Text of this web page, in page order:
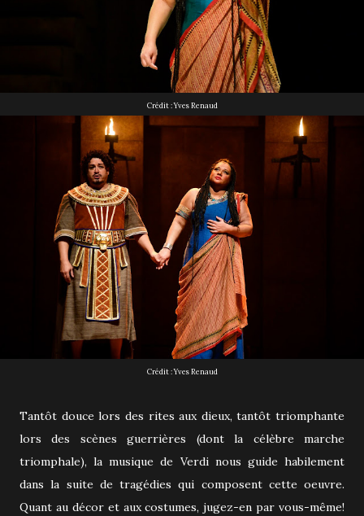
Crédit : Yves Renaud
Crédit : Yves Renaud
Tantôt douce lors des rites aux dieux, tantôt triomphante
lors des scènes guerrières (dont la célèbre marche
triomphale), la musique de Verdi nous guide habilement
dans la suite de tragédies qui composent cette oeuvre.
Quant au décor et aux costumes, jugez-en par vous-même!